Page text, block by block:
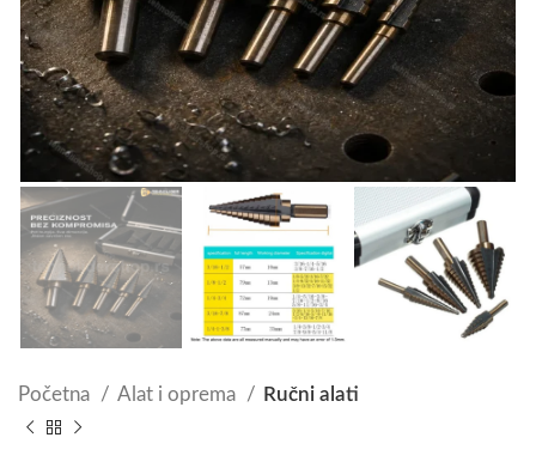
Početna Alat i oprema Ručni alati